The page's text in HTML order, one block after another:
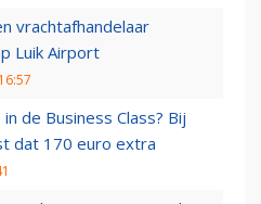
vrachtafhandelaar
Luik Airport
de Business Class? Bij
dat 170 euro extra